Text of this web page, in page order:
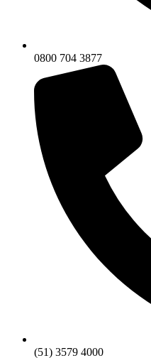
0800 704 3877
(51) 3579 4000